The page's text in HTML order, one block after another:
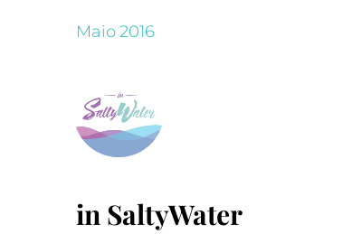
Maio 2016
in SaltyWater